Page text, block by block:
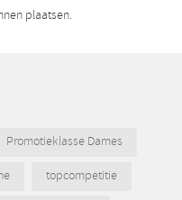
plaatsen.
Promotieklasse Dames
topcompetitie